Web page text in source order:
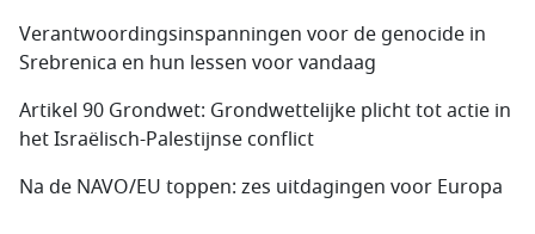
Verantwoordingsinspanningen voor de genocide in
Srebrenica en hun lessen voor vandaag
Artikel 90 Grondwet: Grondwettelijke plicht tot actie in
het Israëlisch-Palestijnse conflict
Na de NAVO/EU toppen: zes uitdagingen voor Europa